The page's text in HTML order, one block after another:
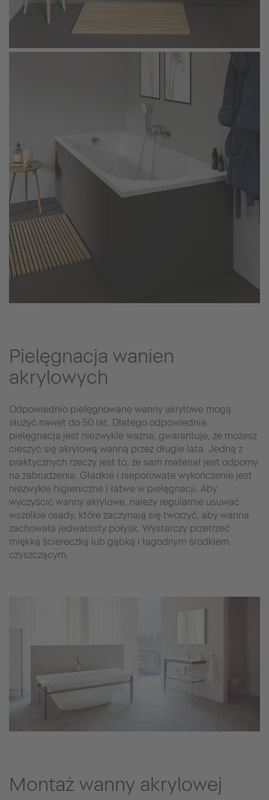
Pielęgnacja wanien
akrylowych
Odpowiednio pielęgnowane wanny akrylowe mogą
służyć nawet do 50 lat. Dlatego odpowiednia
pielęgnacja jest niezwykle ważna; gwarantuje, że możesz
cieszyć się akrylową wanną przez długie lata. Jedną z
praktycznych rzeczy jest to, że sam materiał jest odporny
na zabrudzenia. Gładkie i nieporowate wykończenie jest
niezwykle higieniczne i łatwe w pielęgnacji. Aby
wyczyścić wanny akrylowe, należy regularnie usuwać
wszelkie osady, które zaczynają się tworzyć, aby wanna
zachowała jedwabisty połysk. Wystarczy przetrzeć
miękką ściereczką lub gąbką i łagodnym środkiem
czyszczącym.
Montaż wanny akrylowej